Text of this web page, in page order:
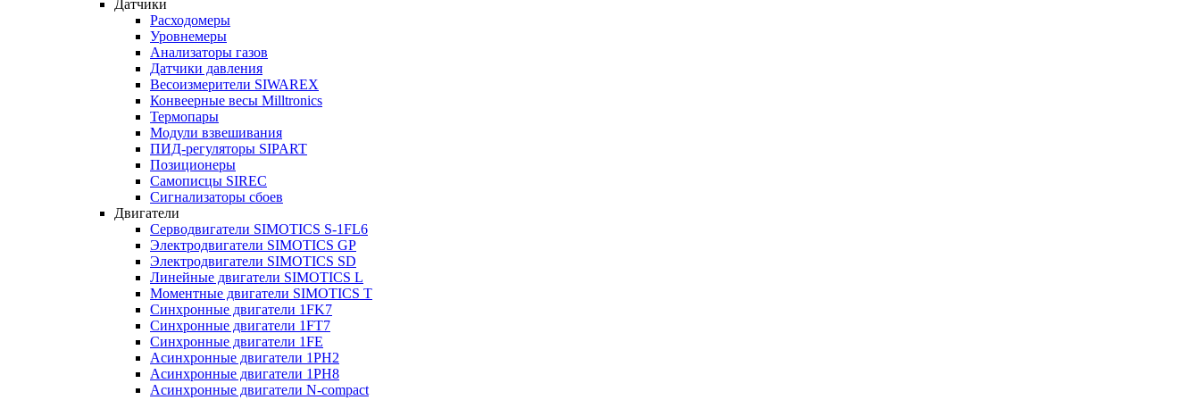
Датчики
Расходомеры
Уровнемеры
Анализаторы газов
Датчики давления
Весоизмерители SIWAREX
Конвеерные весы Milltronics
Термопары
Модули взвешивания
ПИД-регуляторы SIPART
Позиционеры
Самописцы SIREC
Сигнализаторы сбоев
Двигатели
Серводвигатели SIMOTICS S-1FL6
Электродвигатели SIMOTICS GP
Электродвигатели SIMOTICS SD
Линейные двигатели SIMOTICS L
Моментные двигатели SIMOTICS T
Синхронные двигатели 1FK7
Синхронные двигатели 1FT7
Синхронные двигатели 1FE
Асинхронные двигатели 1PH2
Асинхронные двигатели 1PH8
Асинхронные двигатели N-compact